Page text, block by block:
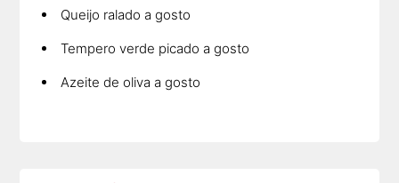
Queijo ralado a gosto
Tempero verde picado a gosto
Azeite de oliva a gosto